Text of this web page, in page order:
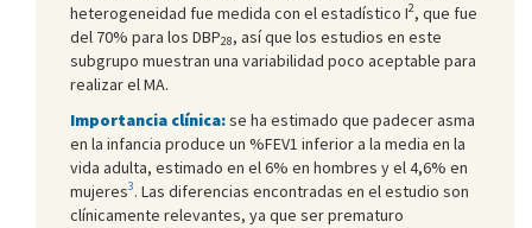
heterogeneidad fue medida con el estadístico I2, que fue
del 70% para los DBP28, así que los estudios en este
subgrupo muestran una variabilidad poco aceptable para
realizar el MA.
Importancia clínica:se ha estimado que padecer asma
en la infancia produce un %FEV1 inferior a la media en la
vida adulta, estimado en el 6% en hombres y el 4,6% en
mujeres3. Las diferencias encontradas en el estudio son
clínicamente relevantes, ya que ser prematuro